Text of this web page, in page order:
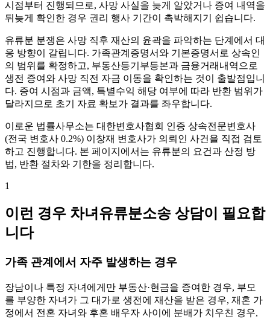
시점부터 진행되므로, 사망 사실을 늦게 알았거나 증여 내역을
뒤늦게 확인한 경우 권리 행사 기간이 촉박해지기 쉽습니다.
유류분 분쟁은 사망 직후 재산의 윤곽을 파악하는 단계에서 대
응 방향이 갈립니다. 가족관계증명서와 기본증명서로 상속인
의 범위를 확정하고, 부동산등기부등본과 금융거래내역으로
생전 증여와 사망 직전 자금 이동을 확인하는 것이 출발점입니
다. 증여 시점과 금액, 특별수익 해당 여부에 따라 반환 범위가
달라지므로 초기 자료 확보가 결과를 좌우합니다.
이로운 법률사무소는 대한변호사협회 인증 상속전문변호사
(전국 변호사 0.2%) 이창재 변호사가 의뢰인 사건을 직접 검토
하고 진행합니다. 본 페이지에서는 유류분의 요건과 산정 방
법, 반환 절차와 기한을 정리합니다.
1
이런 경우 차녀유류분소송 상담이 필요합
니다
가족 관계에서 자주 발생하는 경우
장남이나 특정 자녀에게만 부동산·현금을 증여한 경우, 부모
를 부양한 자녀가 그 대가로 생전에 재산을 받은 경우, 재혼 가
정에서 전혼 자녀와 후혼 배우자 사이에 분배가 치우친 경우,